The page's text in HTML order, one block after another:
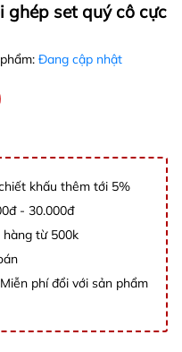
set quý cô cực
Đang cập nhật
khấu thêm tới 5%
- 30.000đ
hàng từ 500k
phí đổi với sản phẩm